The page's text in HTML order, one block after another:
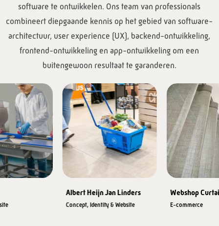
software te ontwikkelen. Ons team van professionals
combineert diepgaande kennis op het gebied van software-
architectuur, user experience (UX), backend-ontwikkeling,
frontend-ontwikkeling en app-ontwikkeling om een
buitengewoon resultaat te garanderen.
Albert Heijn Jan Linders
Concept, Identity & Website
Webshop
E-commerce